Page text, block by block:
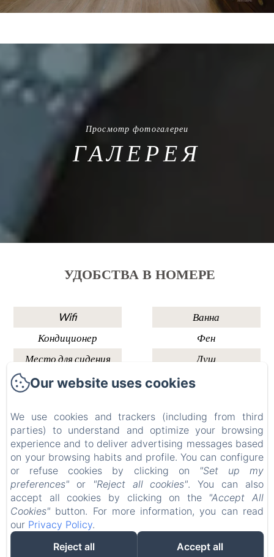
Просмотр фотогалереи
ГАЛЕРЕЯ
УДОБСТВА В НОМЕРЕ
Wifi
Кондиционер
Место для сидения
Ванна
Фен
Душ
Château ERIGOYE
Правовая информация
1Bis Rte de la Source, Beychac-et-Caillau, 33750,
Франция
contact.chateauerigoye@gmail.com
+33677338980
+33749970229
Разработано через Amenitiz
Our website uses cookies
We use cookies and trackers (including from third
parties) to understand and optimize your browsing
experience and to deliver advertising messages based
on your browsing habits and profile. You can configure
or refuse cookies by clicking on
"Set up my
preferences" or "Reject all cookies". You can also
accept all cookies by clicking on the "Accept All
Cookies" button. For more information, you can read
our Privacy Policy.
Reject all
Accept all